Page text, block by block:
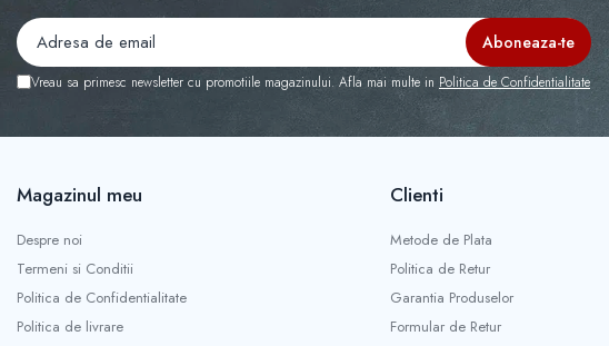
Codul copiilor de succes
Copii 0-7 ani
Clubul Premiantilor
Culegeri Auxiliare
Dictionare
Enciclopedii
Kids Book Club
Vreau sa primesc newsletter cu promotiile magazinului. Afla mai multe in Politica de Confidentialitate
Magazinul meu
Despre noi
Termeni si Conditii
Politica de Confidentialitate
Politica de livrare
Clienti
Metode de Plata
Politica de Retur
Garantia Produselor
Formular de Retur